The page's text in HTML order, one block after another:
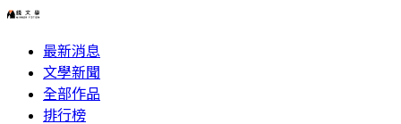
最新消息
文學新聞
全部作品
排行榜